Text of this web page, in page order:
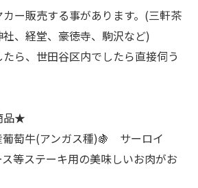
ー販売する事があります。(三軒茶
、経堂、豪徳寺、駒沢など)
ら、世田谷区内でしたら直接伺う
品★
葡萄牛(アンガス種)🍇 サーロイ
等ステーキ用の美味しいお肉がお